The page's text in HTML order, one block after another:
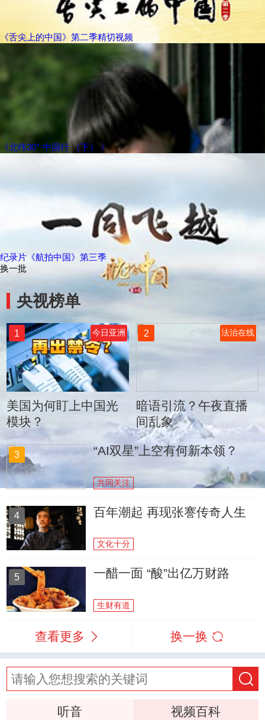
《舌尖上的中国》第二季精切视频
《北纬30°·中国行 （下） 》
纪录片《航拍中国》第三季
换一批
央视榜单
1 今日亚洲
美国为何盯上中国光
模块？
2 法治在线
暗语引流？午夜直播
间乱象
3 “AI双星”上空有何新本领？
共同关注
4 百年潮起 再现张謇传奇人生
文化十分
5 一醋一面 “酸”出亿万财路
生财有道
查看更多 换一换
听音 视频百科